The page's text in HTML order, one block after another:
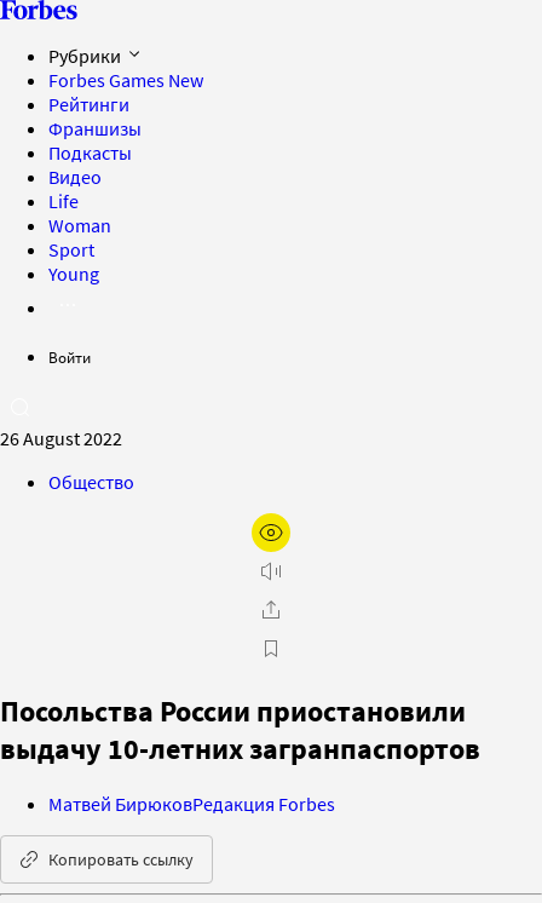
Рубрики
Forbes Games New
Рейтинги
Франшизы
Подкасты
Видео
Life
Woman
Sport
Young
Войти
26 August 2022
Общество
Посольства России приостановили
выдачу 10-летних загранпаспортов
Матвей БирюковРедакция Forbes
Копировать ссылку